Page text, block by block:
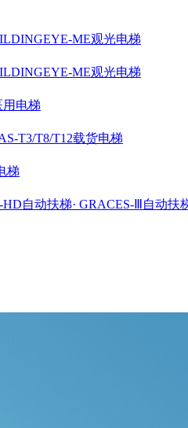
ME观光电梯
ME观光电梯
用电梯
T3/T8/T12载货电梯
梯
HD自动扶梯· GRACES-Ⅲ自动扶